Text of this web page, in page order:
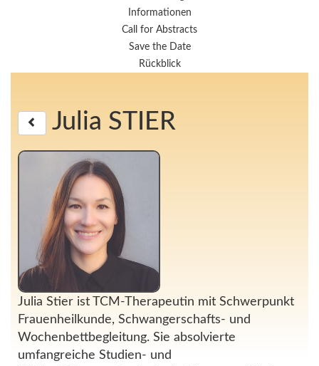
Informationen
Call for Abstracts
Save the Date
Rückblick
Julia STIER
Julia Stier ist TCM-Therapeutin mit Schwerpunkt
Frauenheilkunde, Schwangerschafts- und
Wochenbettbegleitung. Sie absolvierte
umfangreiche Studien- und